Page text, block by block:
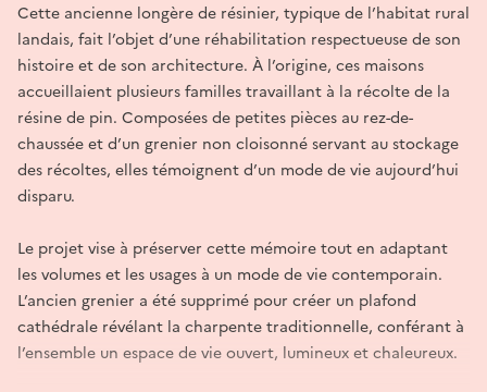
Cette ancienne longère de résinier, typique de l’habitat rural
landais, fait l’objet d’une réhabilitation respectueuse de son
histoire et de son architecture. À l’origine, ces maisons
accueillaient plusieurs familles travaillant à la récolte de la
résine de pin. Composées de petites pièces au rez-de-
chaussée et d’un grenier non cloisonné servant au stockage
des récoltes, elles témoignent d’un mode de vie aujourd’hui
disparu.
Le projet vise à préserver cette mémoire tout en adaptant
les volumes et les usages à un mode de vie contemporain.
L’ancien grenier a été supprimé pour créer un plafond
cathédrale révélant la charpente traditionnelle, conférant à
l’ensemble un espace de vie ouvert, lumineux et chaleureux.